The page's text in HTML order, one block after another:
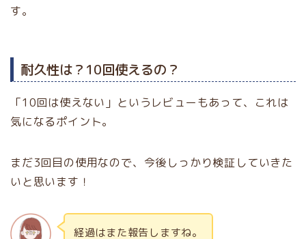
す。
耐久性は？10回使えるの？
「10回は使えない」というレビューもあって、これは
気になるポイント。
まだ3回目の使用なので、今後しっかり検証していきた
いと思います！
経過はまた報告しますね。